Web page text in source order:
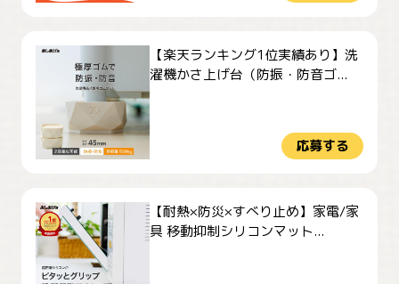
【楽天ランキング1位実績あり】洗
濯機かさ上げ台（防振・防音ゴ...
応募する
【耐熱×防災×すべり止め】家電/家
具 移動抑制シリコンマット...